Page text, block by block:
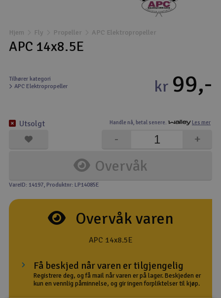
Droner
Fly
Helikopter
Kamerautstyr
Modellbygging, LEGO & byggesett
Modelljernbane
Motor & tilbehør
Radioutstyr
Hjem Fly Propeller APC Elektropropeller
APC 14x8.5E
Tilhører kategori
APC Elektropropeller
Handle nå, betal senere. Les mer
kr 99,-
Overvåk
+
-
Utsolgt
VareID: 14197, Produktnr: LP14085E
Overvåk varen
APC 14x8.5E
Få beskjed når varen er tilgjengelig
Registrere deg, og få mail når varen er på lager. Beskjeden er
kun en vennlig påminnelse, og gir ingen forpliktelser til kjøp.